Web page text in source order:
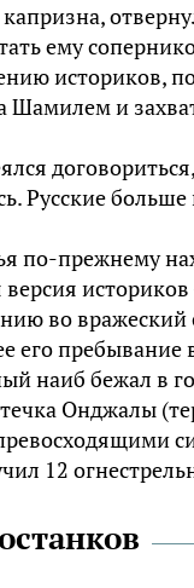
ему
историков,
Шaмилем и
Русские
по-прежнему
версия
во вражеский
его
наиб бежал в
Онджaлы
12